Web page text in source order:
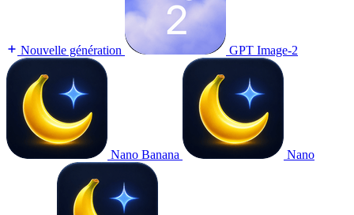
Nouvelle génération GPT Image-2
Nano Banana Nano